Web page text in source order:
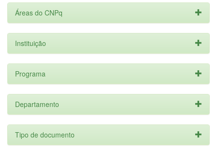
Áreas do CNPq
Instituição
Programa
Departamento
Tipo de documento